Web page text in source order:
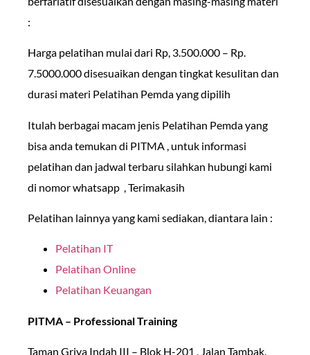
:
Harga pelatihan mulai dari Rp, 3.500.000 – Rp.
7.5000.000 disesuaikan dengan tingkat kesulitan dan
durasi materi Pelatihan Pemda yang dipilih
Itulah berbagai macam jenis Pelatihan Pemda yang
bisa anda temukan di PITMA , untuk informasi
pelatihan dan jadwal terbaru silahkan hubungi kami
di nomor whatsapp , Terimakasih
Pelatihan lainnya yang kami sediakan, diantara lain :
Pelatihan IT
Pelatihan Online
Pelatihan Keuangan
PITMA – Professional Training
Taman Griya Indah III – Blok H-201 , Jalan Tambak.